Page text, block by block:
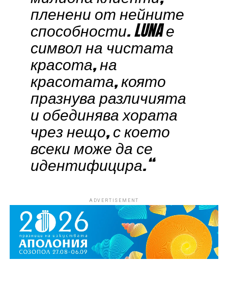
пленени от нейните
способности. LUNA е
символ на чистата
красота, на
красотата, която
празнува различията
и обединява хората
чрез нещо, с което
всеки може да се
идентифицира.“
ADVERTISEMENT